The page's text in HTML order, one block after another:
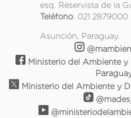
esq. Reservista de la
Teléfono: 021 2879000
Asunción, Paraguay.
Ministerio del Ambiente y
Ministerio del Ambiente y